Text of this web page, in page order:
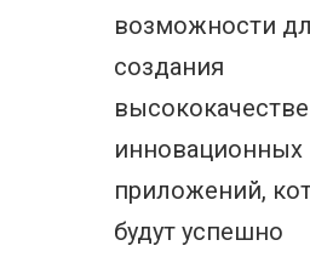
возможности
создания
инновационных
приложений,
будут успешно